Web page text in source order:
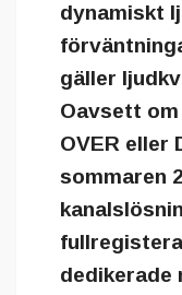
dynamiskt
gäller
Oavsett om
OVER eller
sommaren
dedikerade